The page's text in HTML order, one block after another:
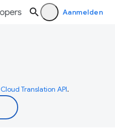
Aanmelden
Cloud Translation API.